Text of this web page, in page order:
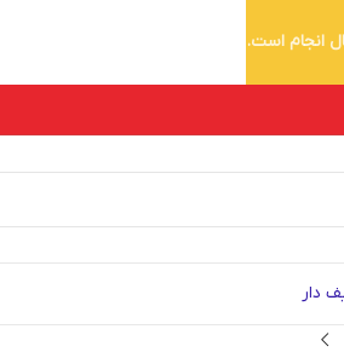
دار
انجام است.